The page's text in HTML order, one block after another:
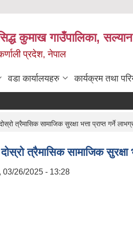
कुमाख गाउँपालिका, सल्यान
प्रदेश, नेपाल
वडा कार्यालयहरु कार्यक्रम तथा
त्रैमासिक सामाजिक सुरक्षा भत्ता प्राप्त गर्ने
त्रैमासिक सामाजिक सुरक्षा
03/26/2025 - 13:28